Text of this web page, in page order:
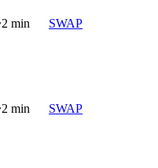
min SWAP
min SWAP